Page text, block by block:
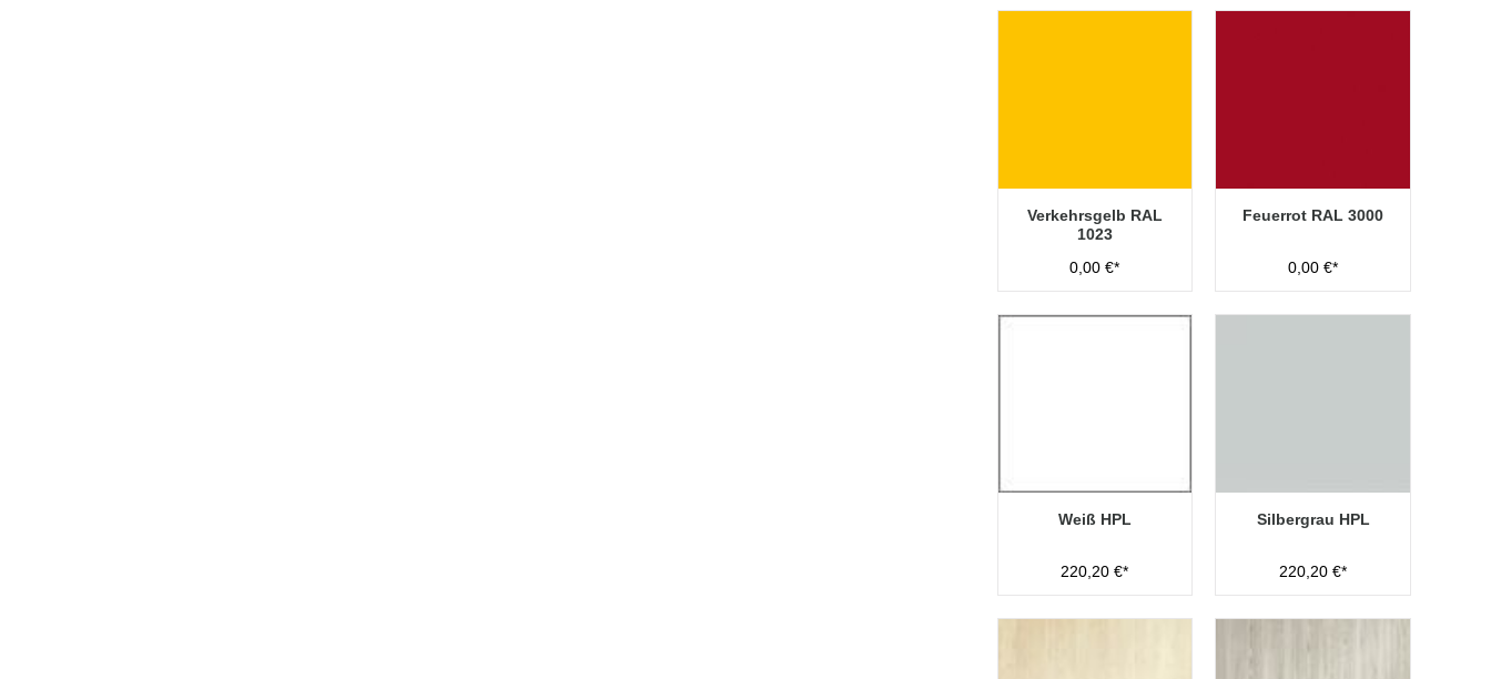
Verkehrsgelb RAL
1023
0,00 €*
Feuerrot RAL 3000
0,00 €*
Weiß HPL
220,20 €*
Silbergrau HPL
220,20 €*